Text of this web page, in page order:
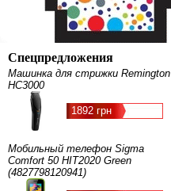
Спецпредложения
Машинка для стрижки Remington
HC3000
1892 грн
Мобильный телефон Sigma
Comfort 50 HIT2020 Green
(4827798120941)